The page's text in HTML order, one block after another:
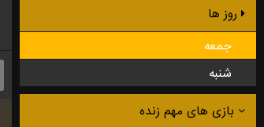
روز ها
جمعه
شنبه